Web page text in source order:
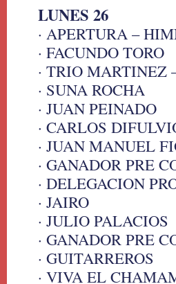
LUNES 26
· APERTURA –
· FACUNDO TORO
· TRIO MARTINEZ
· SUNA ROCHA
· JUAN PEINADO
· CARLOS
· JUAN MANUEL
· GANADOR PRE
· DELEGACION
· JAIRO
· JULIO PALACIOS
· GANADOR PRE
· GUITARREROS
· VIVA EL